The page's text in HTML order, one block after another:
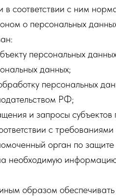
в соответствии с ним
о персональных
персональных
данных;
персональных
РФ;
и запросы
с
орган по
необходимую
образом